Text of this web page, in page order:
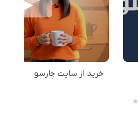
خرید از سایت چارسو